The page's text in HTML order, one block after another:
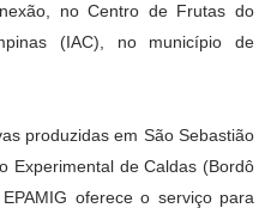
no Centro de Frutas do
(IAC), no município de
produzidas em São Sebastião
Experimental de Caldas (Bordô
oferece o serviço para